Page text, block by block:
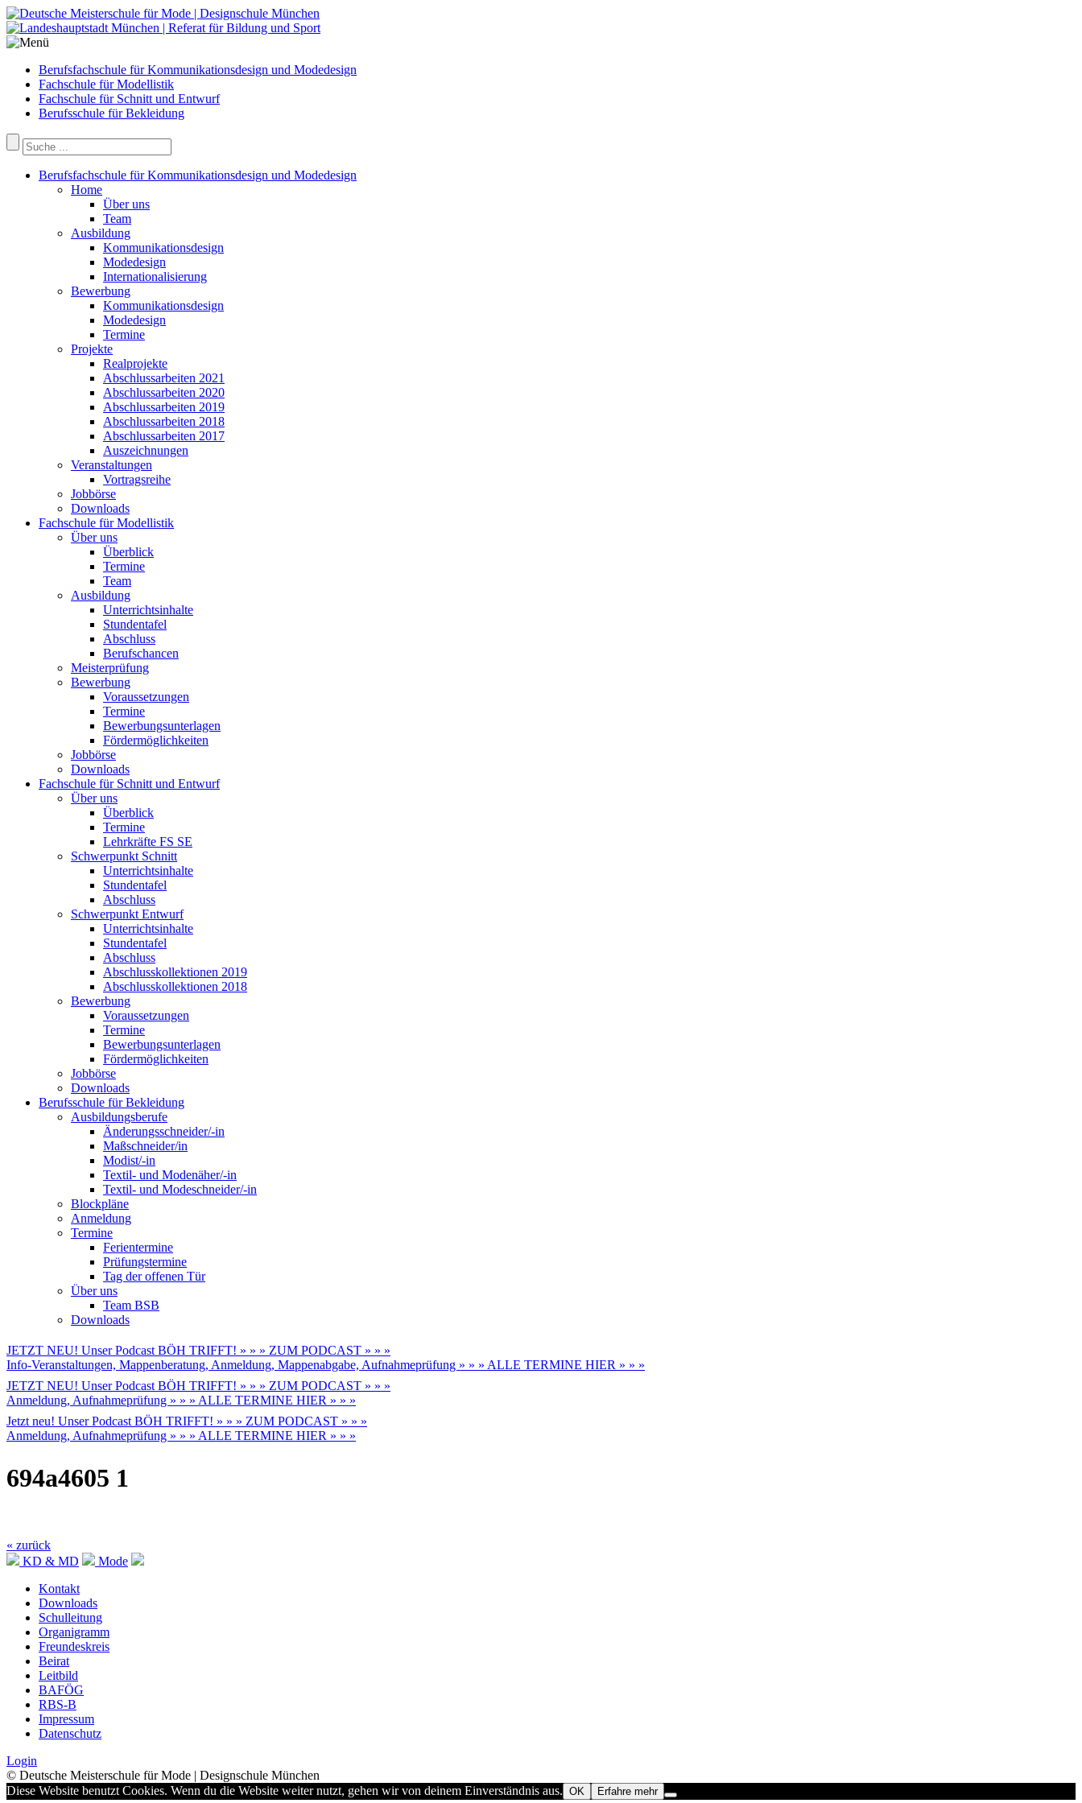
Berufsfachschule für Kommunikationsdesign und Modedesign
Fachschule für Modellistik
Fachschule für Schnitt und Entwurf
Berufsschule für Bekleidung
Berufsfachschule für Kommunikationsdesign und Modedesign
Home
Über uns
Team
Ausbildung
Kommunikationsdesign
Modedesign
Internationalisierung
Bewerbung
Kommunikationsdesign
Modedesign
Termine
Projekte
Realprojekte
Abschlussarbeiten 2021
Abschlussarbeiten 2020
Abschlussarbeiten 2019
Abschlussarbeiten 2018
Abschlussarbeiten 2017
Auszeichnungen
Veranstaltungen
Vortragsreihe
Jobbörse
Downloads
Fachschule für Modellistik
Über uns
Überblick
Termine
Team
Ausbildung
Unterrichtsinhalte
Stundentafel
Abschluss
Berufschancen
Meisterprüfung
Bewerbung
Voraussetzungen
Termine
Bewerbungsunterlagen
Fördermöglichkeiten
Jobbörse
Downloads
Fachschule für Schnitt und Entwurf
Über uns
Überblick
Termine
Lehrkräfte FS SE
Schwerpunkt Schnitt
Unterrichtsinhalte
Stundentafel
Abschluss
Schwerpunkt Entwurf
Unterrichtsinhalte
Stundentafel
Abschluss
Abschlusskollektionen 2019
Abschlusskollektionen 2018
Bewerbung
Voraussetzungen
Termine
Bewerbungsunterlagen
Fördermöglichkeiten
Jobbörse
Downloads
Berufsschule für Bekleidung
Ausbildungsberufe
Änderungsschneider/-in
Maßschneider/in
Modist/-in
Textil- und Modenäher/-in
Textil- und Modeschneider/-in
Blockpläne
Anmeldung
Termine
Ferientermine
Prüfungstermine
Tag der offenen Tür
Über uns
Team BSB
Downloads
JETZT NEU! Unser Podcast BÖH TRIFFT! » » » ZUM PODCAST » » »
Info-Veranstaltungen, Mappenberatung, Anmeldung, Mappenabgabe, Aufnahmeprüfung » » » ALLE TERMINE HIER » » »
JETZT NEU! Unser Podcast BÖH TRIFFT! » » » ZUM PODCAST » » »
Anmeldung, Aufnahmeprüfung » » » ALLE TERMINE HIER » » »
Jetzt neu! Unser Podcast BÖH TRIFFT! » » » ZUM PODCAST » » »
Anmeldung, Aufnahmeprüfung » » » ALLE TERMINE HIER » » »
694a4605 1
« zurück
KD & MD
Mode
Kontakt
Downloads
Schulleitung
Organigramm
Freundeskreis
Beirat
Leitbild
BAFÖG
RBS-B
Impressum
Datenschutz
Login
© Deutsche Meisterschule für Mode | Designschule München
Diese Website benutzt Cookies. Wenn du die Website weiter nutzt, gehen wir von deinem Einverständnis aus. OK Erfahre mehr